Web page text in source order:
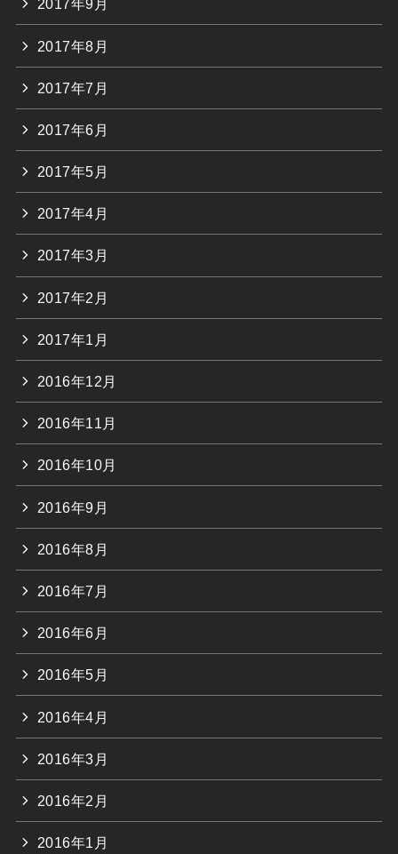
2017年9月
2017年8月
2017年7月
2017年6月
2017年5月
2017年4月
2017年3月
2017年2月
2017年1月
2016年12月
2016年11月
2016年10月
2016年9月
2016年8月
2016年7月
2016年6月
2016年5月
2016年4月
2016年3月
2016年2月
2016年1月